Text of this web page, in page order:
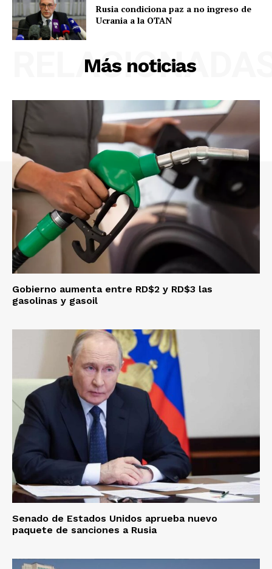
Rusia condiciona paz a no ingreso de
Ucrania a la OTAN
Más noticias
Gobierno aumenta entre RD$2 y RD$3 las
gasolinas y gasoil
Senado de Estados Unidos aprueba nuevo
paquete de sanciones a Rusia